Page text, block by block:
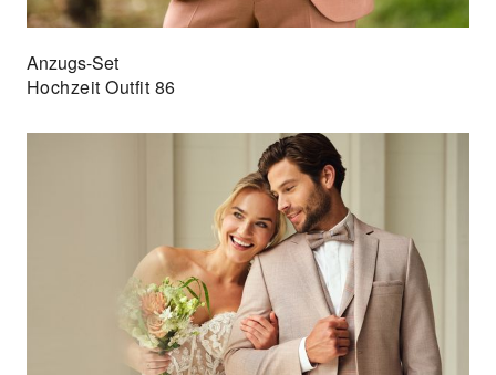
Anzugs-Set
Hochzeit Outfit 86